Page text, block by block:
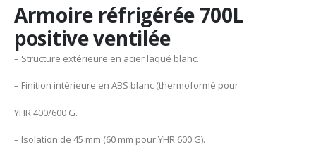
Armoire réfrigérée 700L
positive ventilée
– Structure extérieure en acier laqué blanc.
– Finition intérieure en ABS blanc (thermoformé pour
YHR 400/600 G.
– Isolation de 45 mm (60 mm pour YHR 600 G).